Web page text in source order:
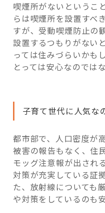
喫煙所がないというこ
らは喫煙所を設置すべ
すが、受動喫煙防止の
設置するつもりがない
っては住みづらいかも
とっては安心なのでは
子育て世代に人気な
都市部で、人口密度が
被害の報告もなく、住
モッグ注意報が出され
対策が充実している証
た、放射線についても
や対策をしているのも